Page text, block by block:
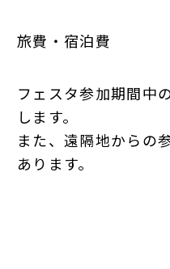
旅費・宿泊費
フェスタ参加期間中
します。
また、遠隔地からの
あります。